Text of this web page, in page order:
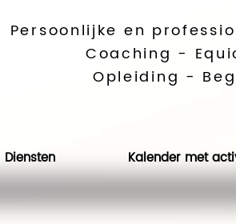
Persoonlijke en
Coaching -
Opleiding -
Diensten Kalender met